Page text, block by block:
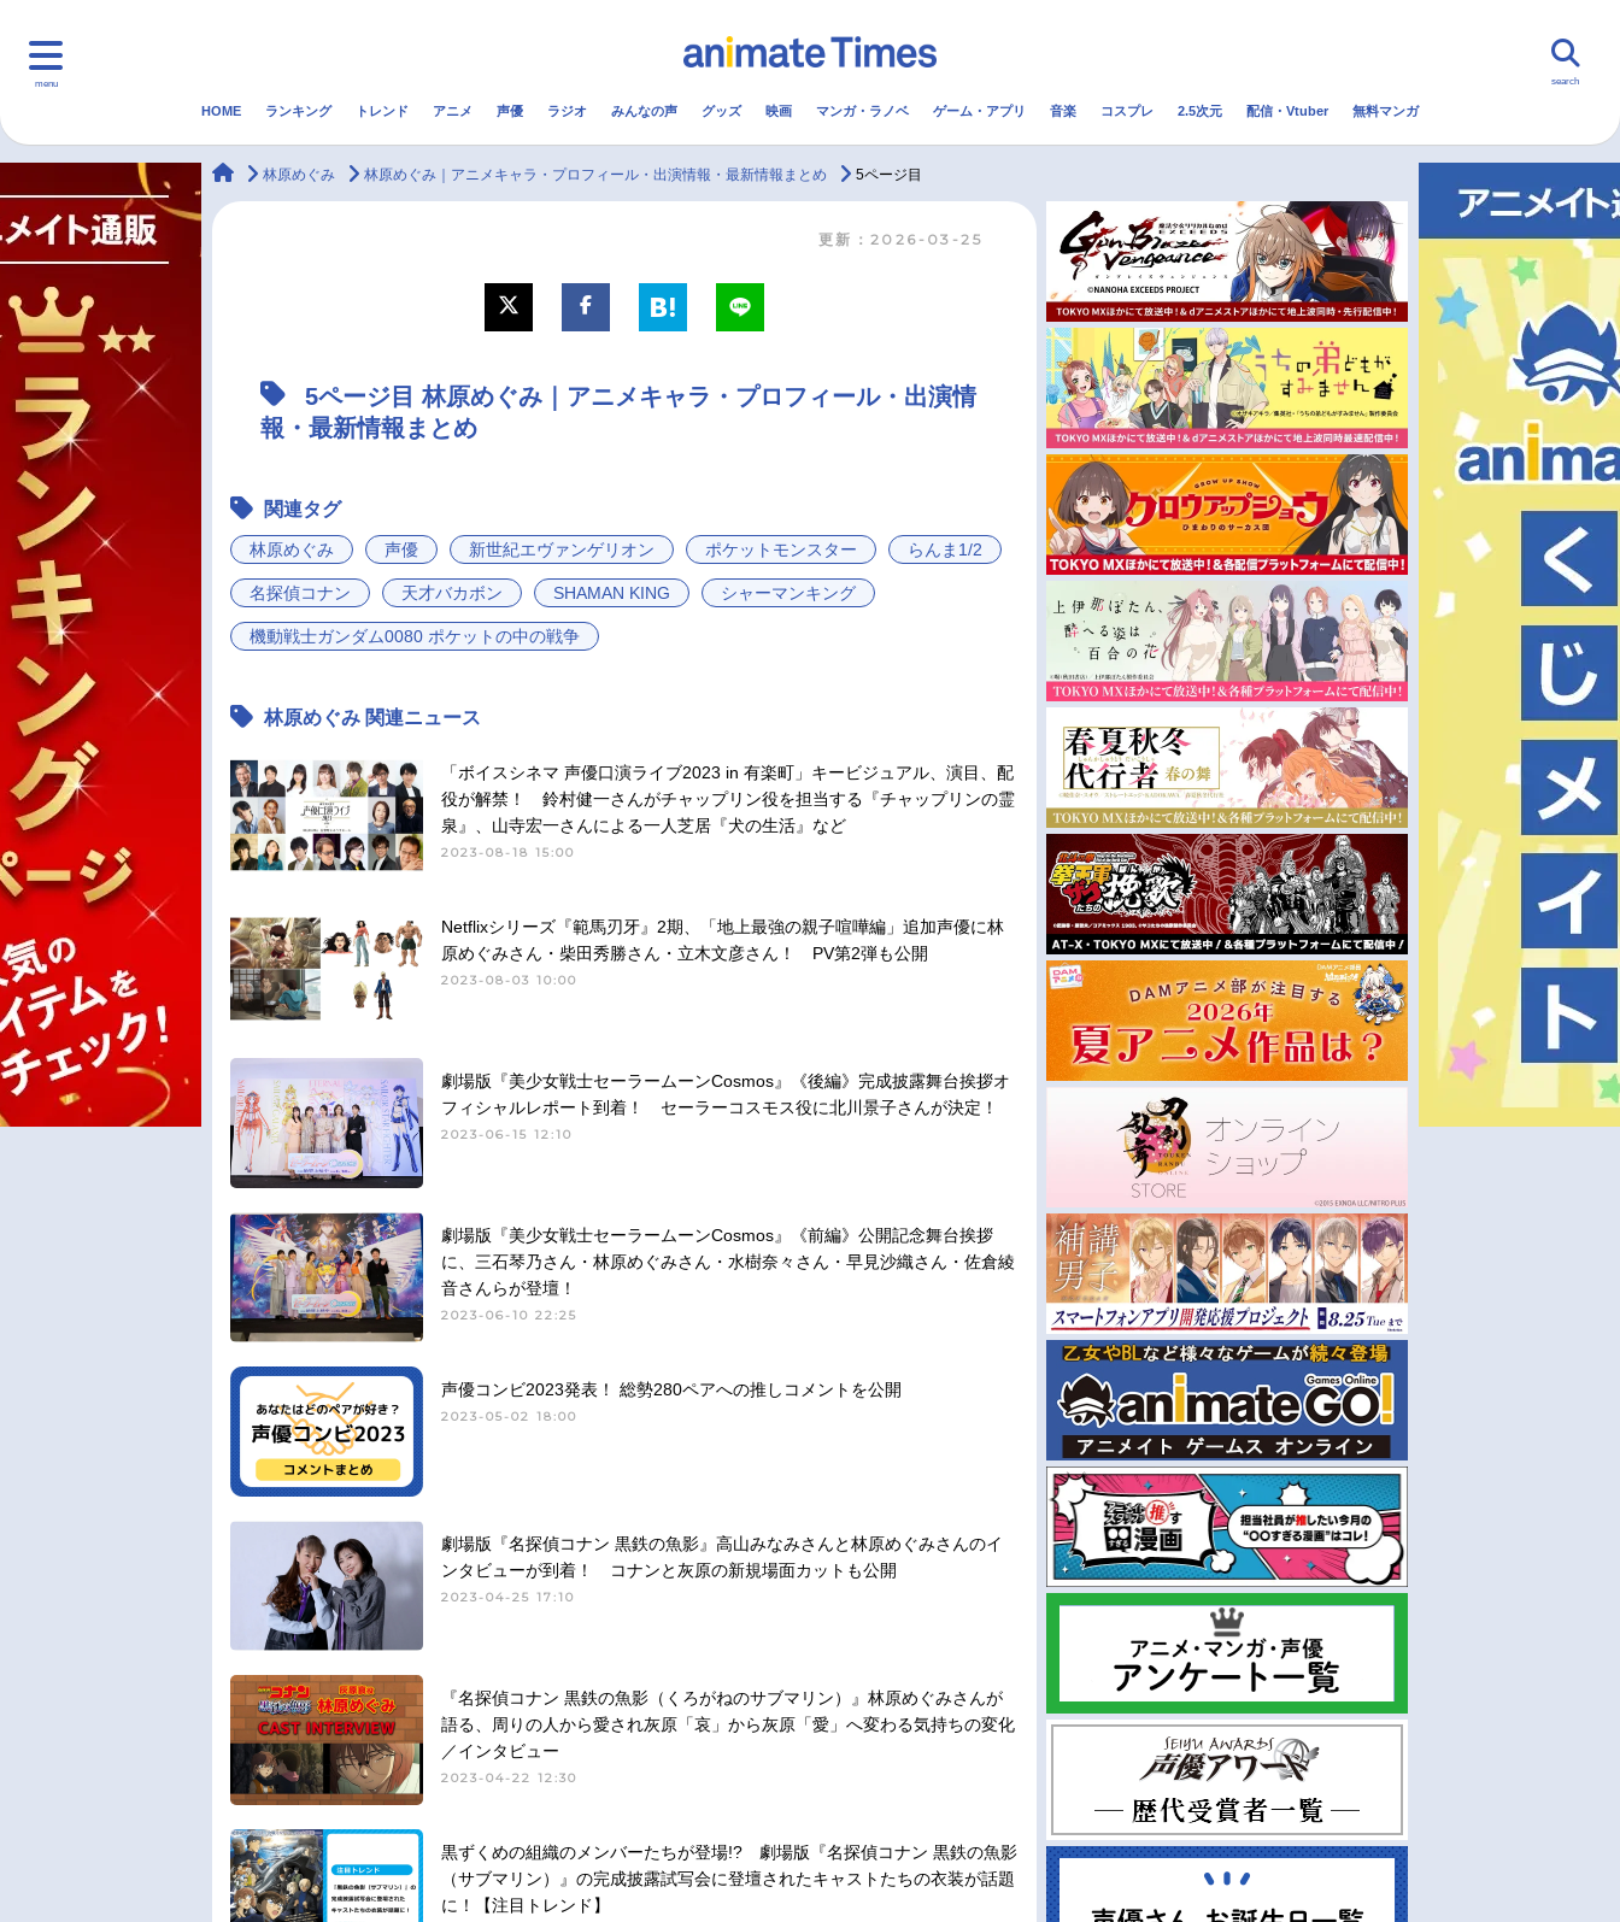
menu
マンガ・ラノベ 2.5次元 配信・Vtuber トレンド 無料マンガ
声優記事一覧
アニメ映画一覧
男性声優/女性声優一覧
今期アニメ曜日別一覧
夏アニメ
秋アニメ
冬アニメ
search
HOME ランキング トレンド アニメ 声優 ラジオ みんなの声 グッズ 映画 マンガ・ラノベ ゲーム・アプリ 音楽 コスプレ 2.5次元 配信・Vtuber 無料マンガ
animateTimes
林原めぐみ 林原めぐみ｜アニメキャラ・プロフィール・出演情報・最新情報まとめ 5ページ目
更新：2026-03-25
5ページ目 林原めぐみ｜アニメキャラ・プロフィール・出演情
報・最新情報まとめ
関連タグ
林原めぐみ 声優 新世紀エヴァンゲリオン ポケットモンスター らんま1/2
名探偵コナン 天才バカボン SHAMAN KING シャーマンキング
機動戦士ガンダム0080 ポケットの中の戦争
林原めぐみ 関連ニュース
「ボイスシネマ 声優口演ライブ2023 in 有楽町」キービジュアル、演目、配
役が解禁！ 鈴村健一さんがチャップリン役を担当する『チャップリンの霊
泉』、山寺宏一さんによる一人芝居『犬の生活』など
2023-08-18 15:00
Netflixシリーズ『範馬刃牙』2期、「地上最強の親子喧嘩編」追加声優に林
原めぐみさん・柴田秀勝さん・立木文彦さん！ PV第2弾も公開
2023-08-03 10:00
劇場版『美少女戦士セーラームーンCosmos』《後編》完成披露舞台挨拶オ
フィシャルレポート到着！ セーラーコスモス役に北川景子さんが決定！
2023-06-15 12:10
劇場版『美少女戦士セーラームーンCosmos』《前編》公開記念舞台挨拶
に、三石琴乃さん・林原めぐみさん・水樹奈々さん・早見沙織さん・佐倉綾
音さんらが登壇！
2023-06-10 22:25
声優コンビ2023発表！ 総勢280ペアへの推しコメントを公開
2023-05-02 18:00
劇場版『名探偵コナン 黒鉄の魚影』高山みなみさんと林原めぐみさんのイ
ンタビューが到着！ コナンと灰原の新規場面カットも公開
2023-04-25 17:10
『名探偵コナン 黒鉄の魚影（くろがねのサブマリン）』林原めぐみさんが
語る、周りの人から愛され灰原「哀」から灰原「愛」へ変わる気持ちの変化
／インタビュー
2023-04-22 12:30
黒ずくめの組織のメンバーたちが登場!? 劇場版『名探偵コナン 黒鉄の魚影
（サブマリン）』の完成披露試写会に登壇されたキャストたちの衣装が話題
に！【注目トレンド】